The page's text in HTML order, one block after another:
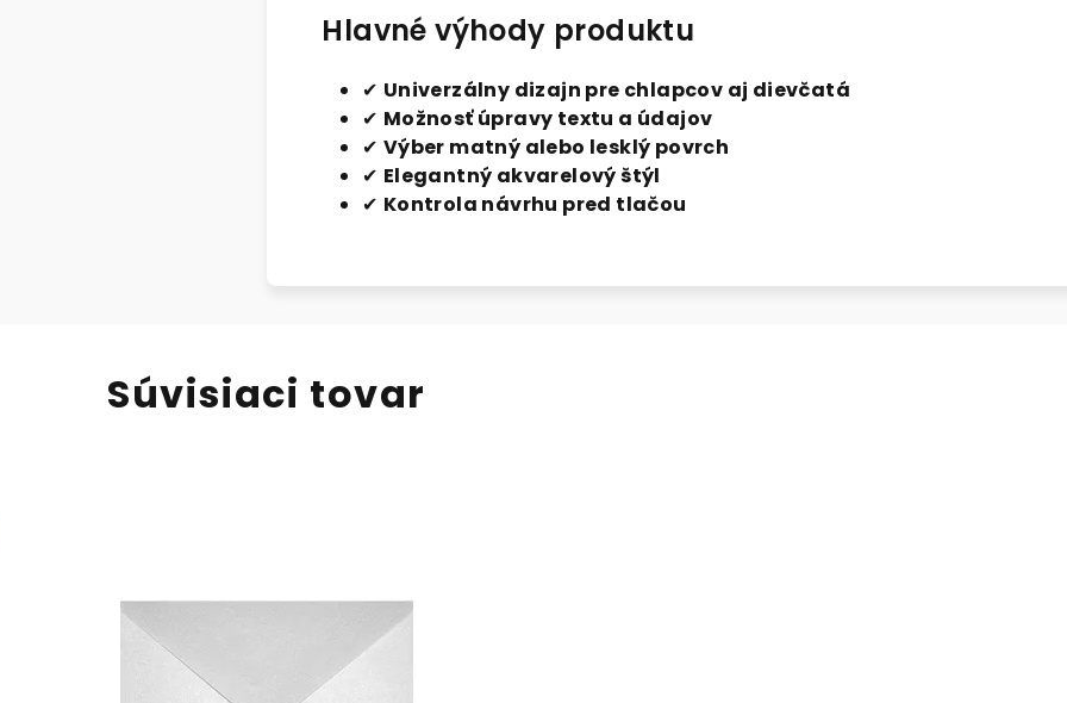
Hlavné výhody produktu
✔ Univerzálny dizajn pre chlapcov aj dievčatá
✔ Možnosť úpravy textu a údajov
✔ Výber matný alebo lesklý povrch
✔ Elegantný akvarelový štýl
✔ Kontrola návrhu pred tlačou
Súvisiaci tovar